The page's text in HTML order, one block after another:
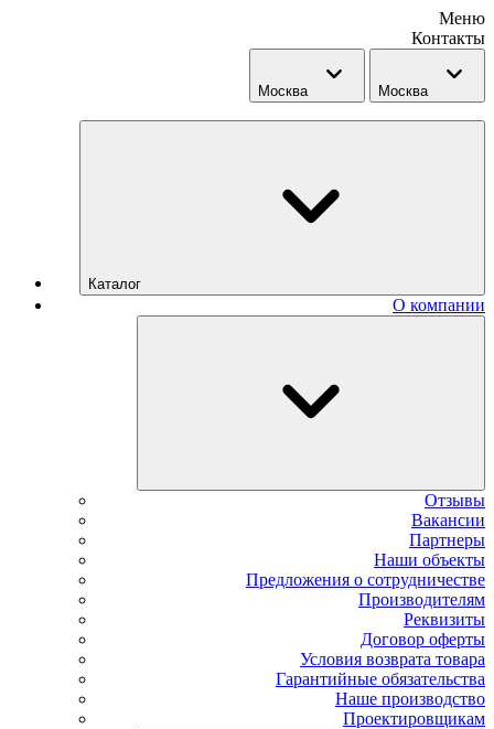
Меню
Контакты
Москва Москва
Каталог
О компании
Отзывы
Вакансии
Партнеры
Наши объекты
Предложения о сотрудничестве
Производителям
Реквизиты
Договор оферты
Условия возврата товара
Гарантийные обязательства
Наше производство
Проектировщикам